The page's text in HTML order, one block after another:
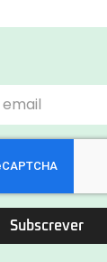
Subscrever